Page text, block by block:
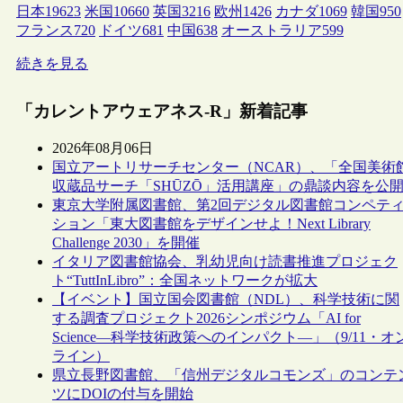
日本19623 米国 10660 英国3216 欧州 1426 カナダ1069 韓国950
フランス720 ドイツ681 中国638 オーストラリア599
続きを見る
「カレントアウェアネス-R」新着記事
2026年08月06日
国立アートリサーチセンター（NCAR）、「全国美術
収蔵品サーチ「SHŪZŌ」活用講座」の鼎談内容を公開
東京大学附属図書館、第2回デジタル図書館コンペティ
ション「東大図書館をデザインせよ！Next Library
Challenge 2030」を開催
イタリア図書館協会、乳幼児向け読書推進プロジェク
ト“TuttInLibro”：全国ネットワークが拡大
【イベント】国立国会図書館（NDL）、科学技術に関
する調査プロジェクト2026シンポジウム「AI for
Science―科学技術政策へのインパクト―」（9/11・オ
ライン）
県立長野図書館、「信州デジタルコモンズ」のコンテ
ツにDOIの付与を開始